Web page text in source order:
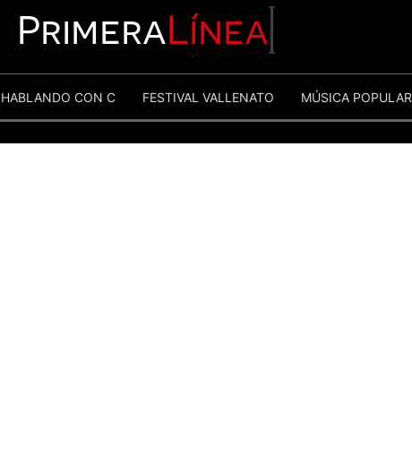
PrimeraLínea
HABLANDO CON C FESTIVAL VALLENATO MÚSICA POPULAR